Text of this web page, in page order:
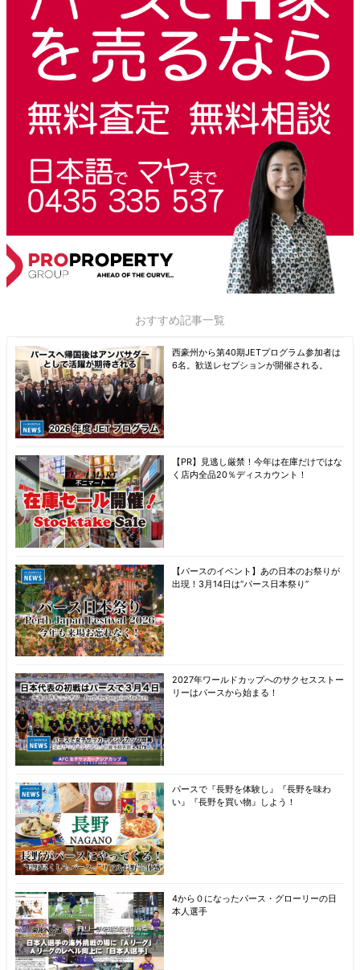
おすすめ記事一覧
西豪州から第40期JETプログラム参加者は
6名。歓送レセプションが開催される。
【PR】見逃し厳禁！今年は在庫だけではな
く店内全品20％ディスカウント！
【パースのイベント】あの日本のお祭りが
出現！3月14日は“パース日本祭り”
2027年ワールドカップへのサクセスストー
リーはパースから始まる！
パースで『長野を体験し』『長野を味わ
い』『長野を買い物』しよう！
4から０になったパース・グローリーの日
本人選手